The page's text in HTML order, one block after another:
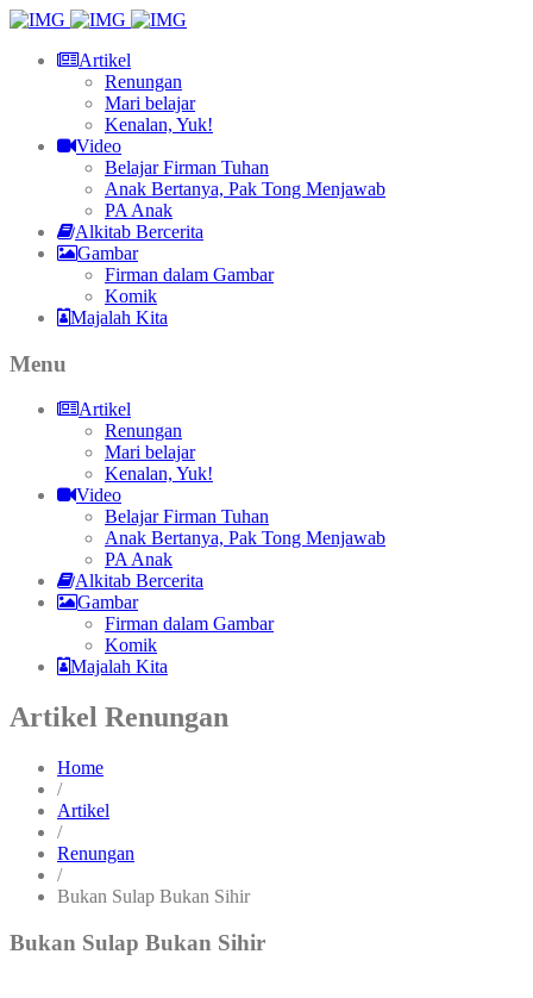
Artikel
Renungan
Mari belajar
Kenalan, Yuk!
Video
Belajar Firman Tuhan
Anak Bertanya, Pak Tong Menjawab
PA Anak
Alkitab Bercerita
Gambar
Firman dalam Gambar
Komik
Majalah Kita
Menu
Artikel
Renungan
Mari belajar
Kenalan, Yuk!
Video
Belajar Firman Tuhan
Anak Bertanya, Pak Tong Menjawab
PA Anak
Alkitab Bercerita
Gambar
Firman dalam Gambar
Komik
Majalah Kita
Artikel Renungan
Home
/
Artikel
/
Renungan
/
Bukan Sulap Bukan Sihir
Bukan Sulap Bukan Sihir